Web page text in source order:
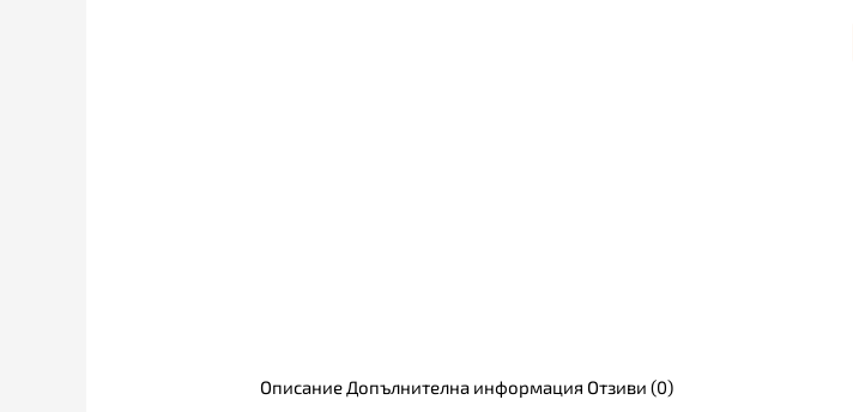
Описание Допълнителна информация Отзиви (0)